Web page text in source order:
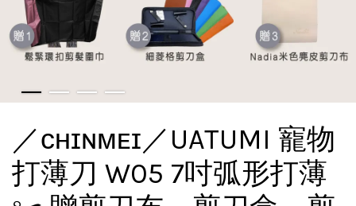
／ᴄʜɪɴᴍᴇɪ／UATUMI 寵物
打薄刀 W05 7吋弧形打薄